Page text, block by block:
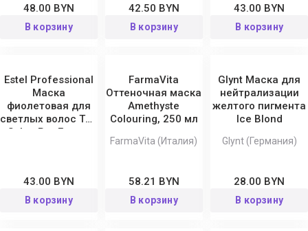
48.00 BYN
В корзину
42.50 BYN
В корзину
43.00 BYN
В корзину
Estel Professional
Маска
фиолетовая для
светлых волос Top
Salon Pro.Блонд
43.00 BYN
В корзину
FarmaVita
Оттеночная маска
Amethyste
Colouring, 250 мл
FarmaVita (Италия)
58.21 BYN
В корзину
Glynt Маска для
нейтрализации
желтого пигмента
Ice Blond
Glynt (Германия)
28.00 BYN
В корзину